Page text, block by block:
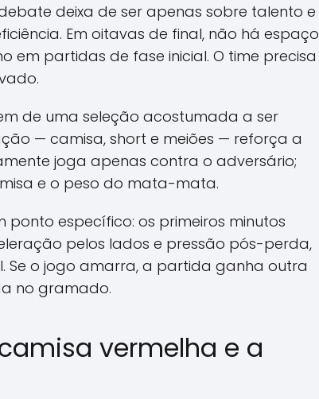
deixa de ser apenas sobre talento e
Em oitavas de final, não há espaço
partidas de fase inicial. O time precisa
de uma seleção acostumada a ser
— camisa, short e meiões — reforça a
joga apenas contra o adversário;
e o peso do mata-mata.
específico: os primeiros minutos
pelos lados e pressão pós-perda,
Se o jogo amarra, a partida ganha outra
no gramado.
vermelha e a